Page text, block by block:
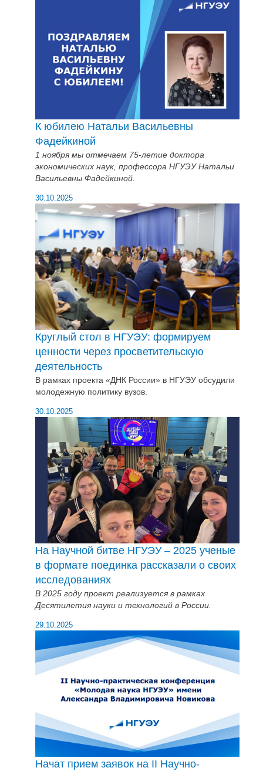
К юбилею Натальи Васильевны
Фадейкиной
1 ноября мы отмечаем 75-летие доктора
экономических наук, профессора НГУЭУ Натальи
Васильевны Фадейкиной.
30.10.2025
Круглый стол в НГУЭУ: формируем
ценности через просветительскую
деятельность
В рамках проекта «ДНК России» в НГУЭУ обсудили
молодежную политику вузов.
30.10.2025
На Научной битве НГУЭУ – 2025 ученые
в формате поединка рассказали о своих
исследованиях
В 2025 году проект реализуется в рамках
Десятилетия науки и технологий в России.
29.10.2025
Начат прием заявок на II Научно-